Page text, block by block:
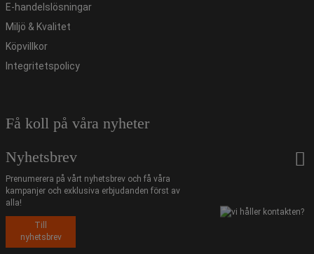
E-handelslösningar
Miljö & Kvalitet
Köpvillkor
Integritetspolicy
Få koll på våra nyheter
Nyhetsbrev
Prenumerera på vårt nyhetsbrev och få våra
kampanjer och exklusiva erbjudanden först av
alla!
Till
nyhetsbrev